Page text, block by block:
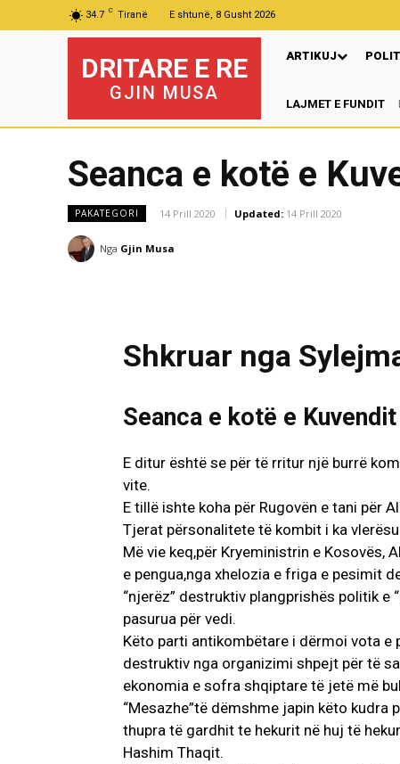
34.7 C Tiranë E shtunë, 8 Gusht 2026
DRITARE E RE
GJIN MUSA
ARTIKUJ
LAJMET E FUNDIT
Seanca e kotë e
PAKATEGORI 14 Prill 2020 Updated: 14 Prill 2020
Nga Gjin Musa
Shkruar nga
Seanca e kotë e
E ditur është se për të rritur një burrë
vite.
E tillë ishte koha për Rugovën e tani për
Tjerat përsonalitete të kombit i ka
Më vie keq,për Kryeministrin e Kosovës,
e pengua,nga xhelozia e friga e pesimit
“njerëz” destruktiv plangprishës politik e
pasurua për vedi.
Këto parti antikombëtare i dërmoi vota
destruktiv nga organizimi shpejt për të
ekonomia e sofra shqiptare të jetë më
“Mesazhe”të dëmshme japin këto
thupra të gardhit te hekurit në huj të
Hashim Thaqit.